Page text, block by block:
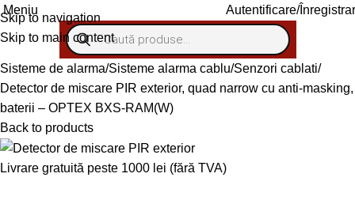
Skip to navigation
Skip to main content
Meniu Autentificare/
Sisteme de alarma Sisteme alarma cablu Senzori cablati
Detector de miscare PIR exterior, quad narrow cu anti-masking,
baterii – OPTEX BXS-RAM(W)
Back to products
Livrare gratuită peste 1000 lei (fără TVA)